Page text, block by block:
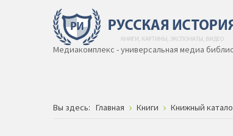
Медиакомплекс - универсальная медиа
Вы здесь: Главная Книги Книжный